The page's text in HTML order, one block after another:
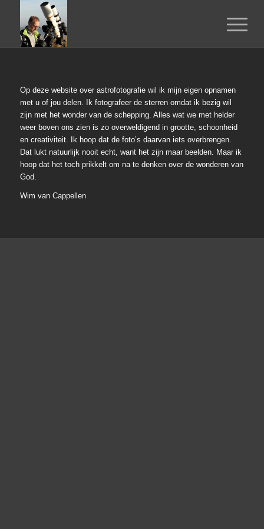
Op deze website over astrofotografie wil ik mijn eigen opnamen
met u of jou delen. Ik fotografeer de sterren omdat ik bezig wil
zijn met het wonder van de schepping. Alles wat we met helder
weer boven ons zien is zo overweldigend in grootte, schoonheid
en creativiteit. Ik hoop dat de foto’s daarvan iets overbrengen.
Dat lukt natuurlijk nooit echt, want het zijn maar beelden. Maar ik
hoop dat het toch prikkelt om na te denken over de wonderen van
God.
Wim van Cappellen